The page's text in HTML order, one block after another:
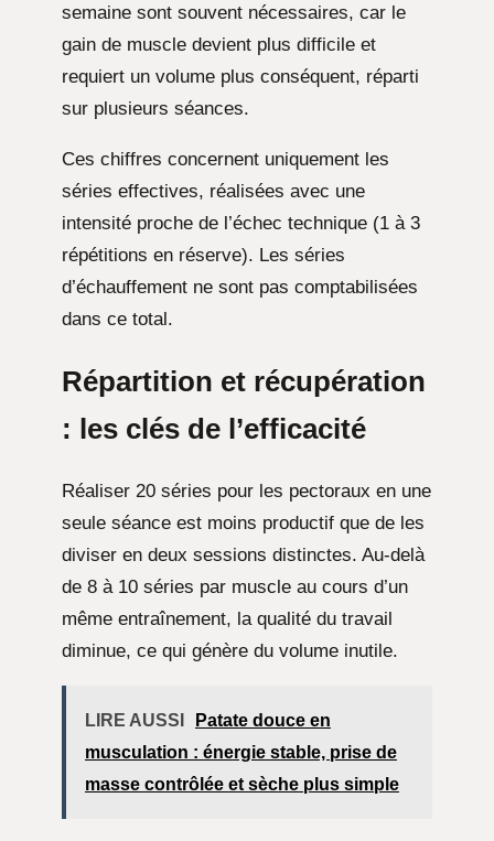
semaine sont souvent nécessaires, car le
gain de muscle devient plus difficile et
requiert un volume plus conséquent, réparti
sur plusieurs séances.
Ces chiffres concernent uniquement les
séries effectives, réalisées avec une
intensité proche de l’échec technique (1 à 3
répétitions en réserve). Les séries
d’échauffement ne sont pas comptabilisées
dans ce total.
Répartition et récupération
: les clés de l’efficacité
Réaliser 20 séries pour les pectoraux en une
seule séance est moins productif que de les
diviser en deux sessions distinctes. Au-delà
de 8 à 10 séries par muscle au cours d’un
même entraînement, la qualité du travail
diminue, ce qui génère du volume inutile.
LIRE AUSSI
Patate douce en
musculation : énergie stable, prise de
masse contrôlée et sèche plus simple